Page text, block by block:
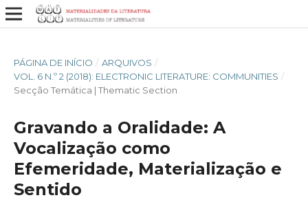
PÁGINA DE INÍCIO / ARQUIVOS /
VOL. 6 N.º 2 (2018): ELECTRONIC LITERATURE: COMMUNITIES /
Secção Temática | Thematic Section
Gravando a Oralidade: A
Vocalização como
Efemeridade, Materialização e
Sentido